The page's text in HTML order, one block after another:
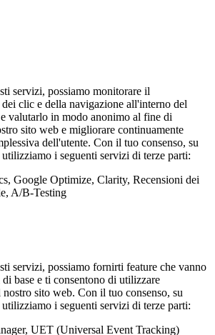
servizi, possiamo monitorare il
clic e della navigazione all'interno del
valutarlo in modo anonimo al fine di
sito web e migliorare continuamente
dell'utente. Con il tuo consenso, su
i seguenti servizi di terze parti:
Google Optimize, Clarity, Recensioni dei
A/B-Testing
servizi, possiamo fornirti feature che vanno
base e ti consentono di utilizzare
sito web. Con il tuo consenso, su
i seguenti servizi di terze parti:
UET (Universal Event Tracking)